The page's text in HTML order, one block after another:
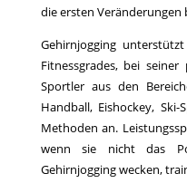
die ersten Veränderungen
Gehirnjogging
Fitnessgrades, bei
Sportler aus den
Handball, Eishockey,
Methoden an.
wenn sie nicht das
Gehirnjogging wecken,